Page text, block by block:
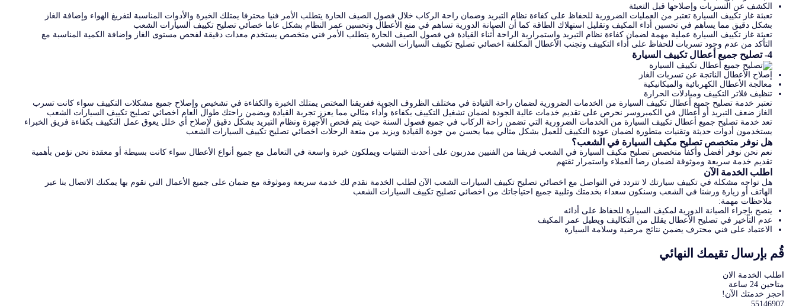
الكشف عن التسربات وإصلاحها قبل التعبئة
تعبئة غاز تكييف السيارة تعتبر من العمليات الضرورية للحفاظ على كفاءة نظام التبريد وضمان راحة الركاب خلال فصول الصيف الحارة يتطلب الأمر فنيا محترفا يمتلك الخبرة والأدوات المناسبة لتفريغ الهواء وإضافة الغاز
بشكل دقيق مما يساهم في تحسين أداء المكيف وتقليل استهلاك الطاقة كما أن الصيانة الدورية تساهم في منع الأعطال وتحسين عمر النظام بشكل عاما خصائي تصليح تكييف السيارات الشعب
تعبئة غاز تكييف السيارة عملية مهمة لضمان كفاءة نظام التبريد واستمرارية الراحة أثناء القيادة في فصول الصيف الحارة يتطلب الأمر فني متخصص يستخدم معدات دقيقة لفحص مستوى الغاز وإضافة الكمية المناسبة مع
التأكد من عدم وجود تسربات للحفاظ على أداء التكييف وتجنب الأعطال المكلفة اخصائي تصليح تكييف السيارات الشعب
4- تصليح جميع أعطال تكييف السيارة
إصلاح الأعطال الناتجة عن تسربات الغاز
معالجة الأعطال الكهربائية والميكانيكية
تنظيف فلاتر التكييف ومبادلات الحرارة
تعتبر خدمة تصليح جميع أعطال تكييف السيارة من الخدمات الضرورية لضمان راحة القيادة في مختلف الظروف الجوية ففريقنا المختص يمتلك الخبرة والكفاءة في تشخيص وإصلاح جميع مشكلات التكييف سواء كانت تسرب
الغاز ضعف التبريد أو أعطال في الكمبروسر نحرص على تقديم خدمات عالية الجودة لضمان تشغيل التكييف بكفاءة وأداء مثالي مما يعزز تجربة القيادة ويضمن راحتك طوال العام اخصائي تصليح تكييف السيارات الشعب
تعد خدمة تصليح جميع أعطال تكييف السيارة من الخدمات الضرورية التي تضمن راحة الركاب في جميع فصول السنة حيث يتم فحص الأجهزة ونظام التبريد بشكل دقيق لإصلاح أي خلل يعوق عمل التكييف بكفاءة فريق الخبراء
يستخدمون أدوات حديثة وتقنيات متطورة لضمان عودة التكييف للعمل بشكل مثالي مما يحسن من جودة القيادة ويزيد من متعة الرحلات اخصائي تصليح تكييف السيارات الشعب
هل نوفر متخصص تصليح مكيف السيارة في الشعب؟
نعم نحن نوفر أفضل وأكفأ متخصص تصليح مكيف السيارة في الشعب فريقنا من الفنيين مدربون على أحدث التقنيات ويملكون خبرة واسعة في التعامل مع جميع أنواع الأعطال سواء كانت بسيطة أو معقدة نحن نؤمن بأهمية
تقديم خدمة سريعة وموثوقة لضمان رضا العملاء واستمرار ثقتهم
اطلب الخدمة الآن
هل تواجه مشكلة في تكييف سيارتك لا تتردد في التواصل مع اخصائي تصليح تكييف السيارات الشعب الآن لطلب الخدمة نقدم لك خدمة سريعة وموثوقة مع ضمان على جميع الأعمال التي نقوم بها يمكنك الاتصال بنا عبر
الهاتف أو زيارة ورشنا في الشعب وسنكون سعداء بخدمتك وتلبية جميع احتياجاتك من اخصائي تصليح تكييف السيارات الشعب
ملاحظات مهمة:
ينصح بإجراء الصيانة الدورية لمكيف السيارة للحفاظ على أدائه
عدم التأخير في تصليح الأعطال يقلل من التكاليف ويطيل عمر المكيف
الاعتماد على فني محترف يضمن نتائج مرضية وسلامة السيارة
قُم بإرسال تقيمك النهائي
اطلب الخدمة الان
متاحين 24 ساعة
احجز خدمتك الآن!
55146907